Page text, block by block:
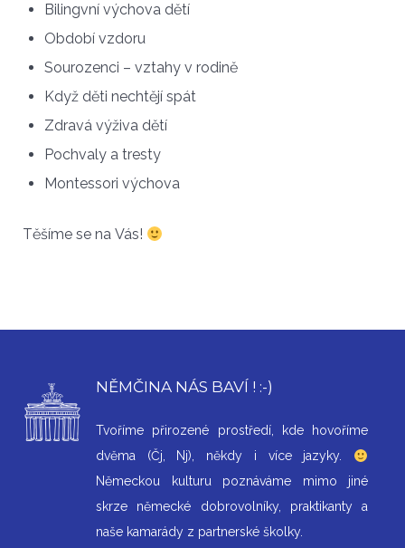
Bilingvní výchova dětí
Období vzdoru
Sourozenci – vztahy v rodině
Když děti nechtějí spát
Zdravá výživa dětí
Pochvaly a tresty
Montessori výchova
Těšíme se na Vás!
NĚMČINA NÁS BAVÍ ! :-)
Tvoříme přirozené prostředí, kde hovoříme
dvěma (Čj, Nj), někdy i více jazyky.
Německou kulturu poznáváme mimo jiné
skrze německé dobrovolníky, praktikanty a
naše kamarády z partnerské školky.